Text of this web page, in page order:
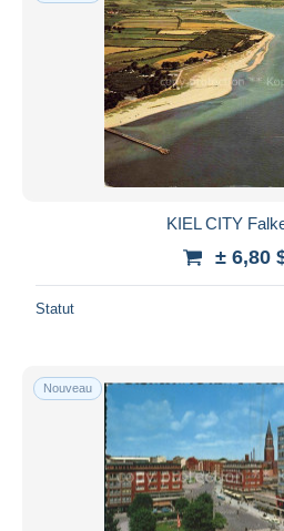
KIEL CITY
± 6,80
Statut
Nouveau